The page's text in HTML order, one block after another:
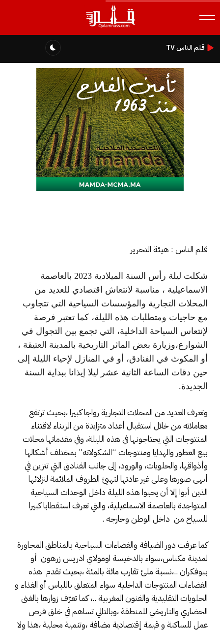
قلم الناس TV
قلم الناس : هيئة التحرير
شكلت ليلة رأس السنة الميلادية 2023 بالعاصمة
الاسماعيلية ، مناسبة لانتعاش اقتصادي للعديد من
المحلات التجارية والمؤسسات السياحية التي تتجاوب
مع حاجيات ومتطلبات هذه الليلة، كما تعتبر فرصة
لإنتعاس السياحة الداخلية، التي تجمع بين التجوال في
الشوارع،وزيارة بعض الماثر التاريخية بالمدينة العتيقة ،
أو المكوث في الفنادق، أو في المنازل لإحياء الليلة إلى
حين دقات الساعة الثانية عشر ليلا إيذانا ببداية السنة
الجديدة.
وتعرف العديد من المحلات التجارية رواجا كبيرا ،بحيث ترتفع
معاملاته من خلال استقبال أعداد متزايدة من الزبناء لاقتناء
المنتوجات التي يحتاجونها في هذه الليلة، وفي مقدماتها محلات
بيع العطور والهدايا ومنتوجات “الشكولاته” بمختلف أشكالها
وأذواقها، والحلويات، والورود، إلى جانب الفنادق التي تتزين في
أبهى صورها وعلى غير عادتها لتهيئ الظروف الملائمة لنزلائها
الذين أبوا إلا أن يحيوا هذه الليلة داخل الوحدات السياحية
المتواجدة بالعاصمة الاسماعيلية، والتي تعرف استقطابا كبيرا
للسياح من داخل الوطن وخارجه .
كما عرفت دور الضيافة والفضاءات السياحية بالمناطق المجاورة
لمدينة مكناس،سواء بالدخيسة اومولاي ادريس زرهون أو
ببوفكران ..،نسبة ملئ تقارب مائة بالمئة ،بحيث تقدم هذه
الفضاءات المنتوجات الداخلية سواء المتعلق باللباس أو الغذاء و
الحلويات التقليدية والفنون المغربية ..، كما تعرّف زوارها بالغنى
الحضاري والتاريخي للمنطقة ،وبالتالي تساهم في خلق فرص
عمل للساكنة و قيمة إقتصادية مضافة ،وتنمية محلية ،هذا ولا